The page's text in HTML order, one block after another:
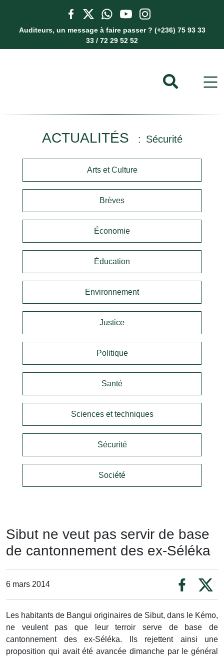
Auditeurs, un message à faire passer ? (+236) 75 93 33
33 / 72 29 52 52
ACTUALITÉS Sécurité
Arts et Culture
Brèves
Économie
Éducation
Environnement
Justice
Politique
Santé
Sciences et techniques
Sécurité
Société
Sibut ne veut pas servir de base
de cantonnement des ex-Séléka
6 mars 2014
Les habitants de Bangui originaires de Sibut, dans le Kémo,
ne veulent pas que leur terroir serve de base de
cantonnement des ex-Séléka. Ils rejettent ainsi une
proposition qui avait été avancée dimanche par le général